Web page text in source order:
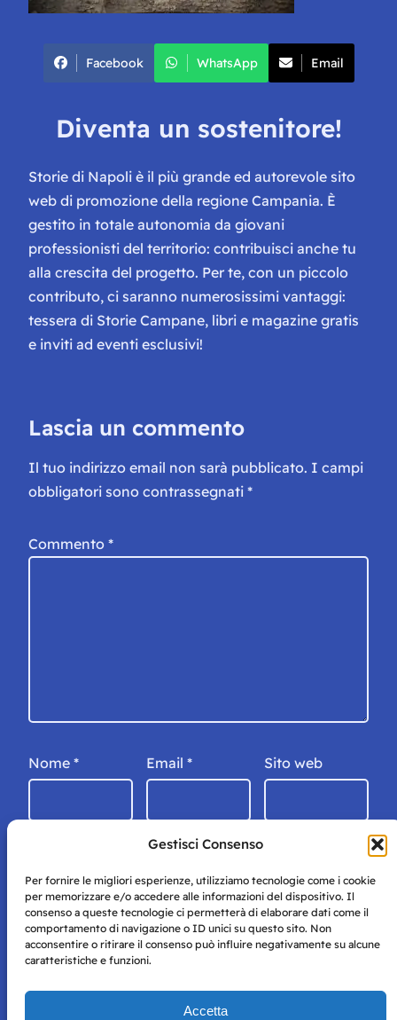
Gestisci Consenso
Per fornire le migliori esperienze, utilizziamo tecnologie come i cookie
per memorizzare e/o accedere alle informazioni del dispositivo. Il
consenso a queste tecnologie ci permetterà di elaborare dati come il
comportamento di navigazione o ID unici su questo sito. Non
acconsentire o ritirare il consenso può influire negativamente su alcune
caratteristiche e funzioni.
Accetta
Facebook WhatsApp Email
Diventa un sostenitore!
Storie di Napoli è il più grande ed autorevole sito
web di promozione della regione Campania. È
gestito in totale autonomia da giovani
professionisti del territorio: contribuisci anche tu
alla crescita del progetto. Per te, con un piccolo
contributo, ci saranno numerosissimi vantaggi:
tessera di Storie Campane, libri e magazine gratis
e inviti ad eventi esclusivi!
Lascia un commento
Il tuo indirizzo email non sarà pubblicato. I campi
obbligatori sono contrassegnati *
Commento *
Nome * Email * Sito web
Storie di Napoli è una testata registrata presso il tribunale di